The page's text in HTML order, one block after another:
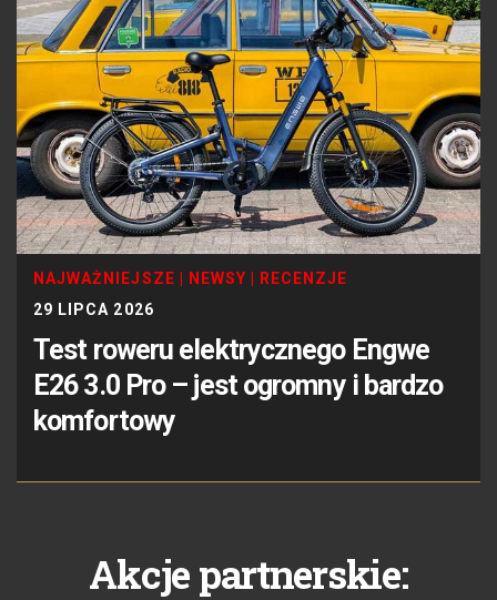
NAJWAŻNIEJSZE NEWSY
RECENZJE
29 LIPCA 2026
Test roweru elektrycznego Engwe
E26 3.0 Pro – jest ogromny i bardzo
komfortowy
Akcje partnerskie: